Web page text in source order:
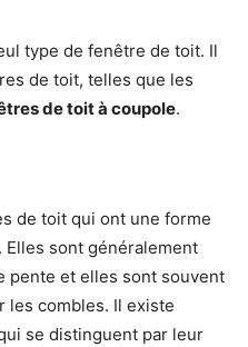
type de fenêtre de toit. Il
de toit, telles que les
de toit à coupole.
de toit qui ont une forme
sont généralement
pente et elles sont souvent
les combles. Il existe
se distinguent par leur